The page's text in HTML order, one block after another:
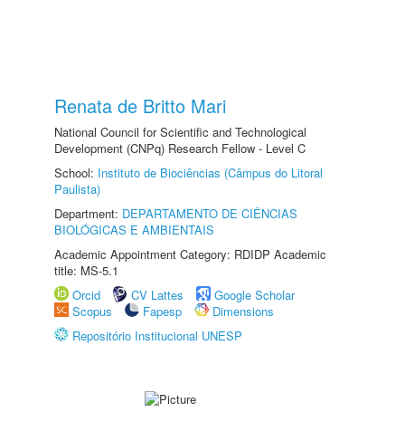
Renata de Britto Mari
National Council for Scientific and Technological
Development (CNPq) Research Fellow - Level C
School: Instituto de Biociências (Câmpus do Litoral
Paulista)
Department: DEPARTAMENTO DE CIÊNCIAS
BIOLÓGICAS E AMBIENTAIS
Academic Appointment Category: RDIDP Academic
title: MS-5.1
Orcid
CV Lattes
Google Scholar
Scopus
Fapesp
Dimensions
Repositório Institucional UNESP